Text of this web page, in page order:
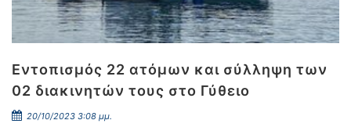
Εντοπισμός 22 ατόμων και σύλληψη των
02 διακινητών τους στο Γύθειο
20/10/2023 3:08 μμ.